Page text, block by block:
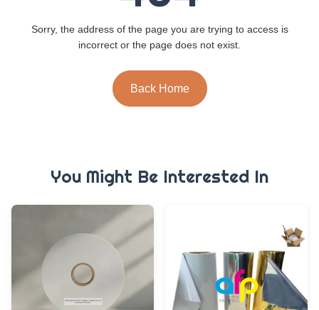
Sorry, the address of the page you are trying to access is
incorrect or the page does not exist.
Back Home
You Might Be Interested In